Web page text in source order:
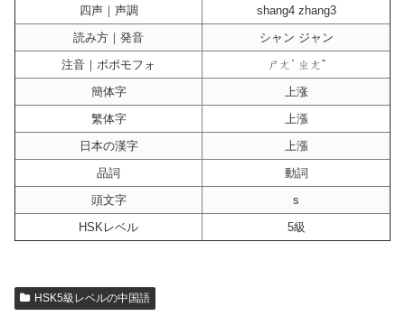
四声｜声調
shang4 zhang3
読み方｜発音
シャン ジャン
注音｜ボポモフォ
ㄕㄤˋ ㄓㄤˇ
簡体字
上涨
繁体字
上漲
日本の漢字
上漲
品詞
動詞
頭文字
s
HSKレベル
5級
HSK5級レベルの中国語